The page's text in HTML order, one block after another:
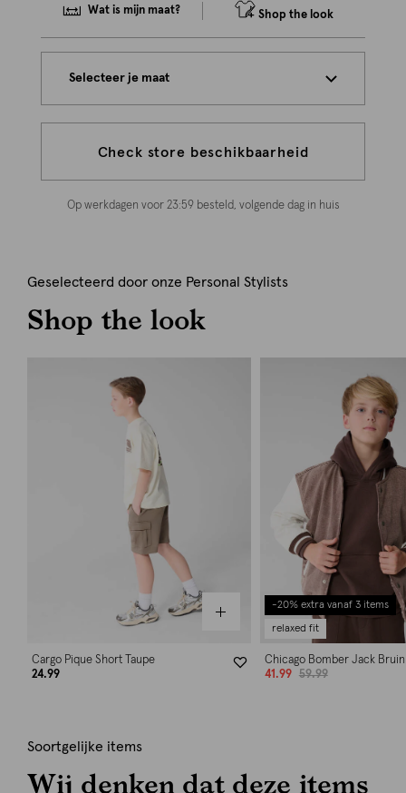
Wat is mijn maat? Shop the look
Selecteer je maat
Check store beschikbaarheid
Op werkdagen voor 23:59 besteld, volgende dag in huis
Geselecteerd door onze Personal Stylists
Shop the look
Cargo Pique Short Taupe
24.99
-20% extra vanaf 3 items
relaxed fit
Chicago Bomber Jack Bruin
41.99
59.99
Soortgelijke items
Wij denken dat deze items